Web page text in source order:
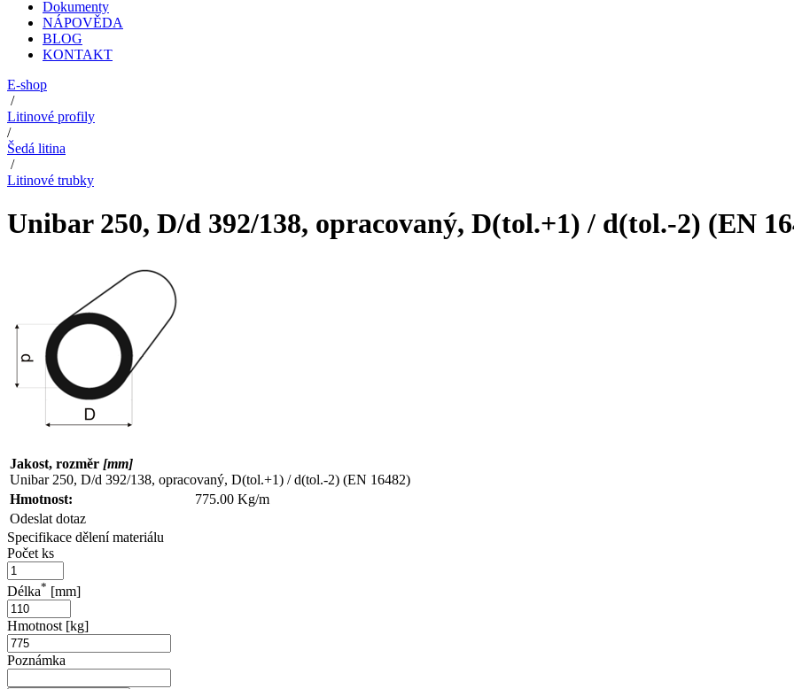
Dokumenty
NÁPOVĚDA
BLOG
KONTAKT
E-shop
/
Litinové profily
/
Šedá litina
/
Litinové trubky
Unibar 250, D/d 392/138, opracovaný, D(tol.+1) / d(tol.-2) (EN
Jakost, rozměr [mm]
Unibar 250, D/d 392/138, opracovaný, D(tol.+1) / d(tol.-2) (EN 16482)
Hmotnost:
775.00 Kg/m
Odeslat dotaz
Specifikace dělení materiálu
Počet ks
Délka* [mm]
Hmotnost [kg]
Poznámka